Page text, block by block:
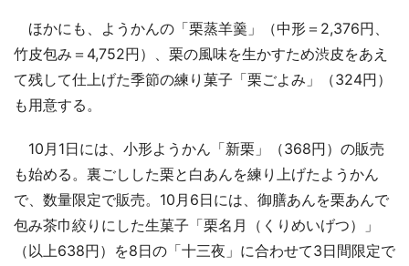
ほかにも、ようかんの「栗蒸羊羹」（中形＝2,376円、
竹皮包み＝4,752円）、栗の風味を生かすため渋皮をあえ
て残して仕上げた季節の練り菓子「栗ごよみ」（324円）
も用意する。
10月1日には、小形ようかん「新栗」（368円）の販売
も始める。裏ごしした栗と白あんを練り上げたようかん
で、数量限定で販売。10月6日には、御膳あんを栗あんで
包み茶巾絞りにした生菓子「栗名月（くりめいげつ）」
（以上638円）を8日の「十三夜」に合わせて3日間限定で